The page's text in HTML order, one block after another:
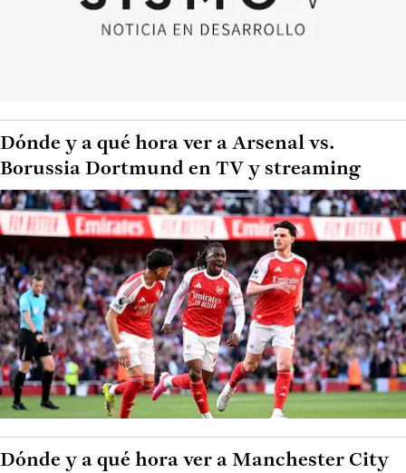
Dónde y a qué hora ver a Arsenal vs.
Borussia Dortmund en TV y streaming
Dónde y a qué hora ver a Manchester City